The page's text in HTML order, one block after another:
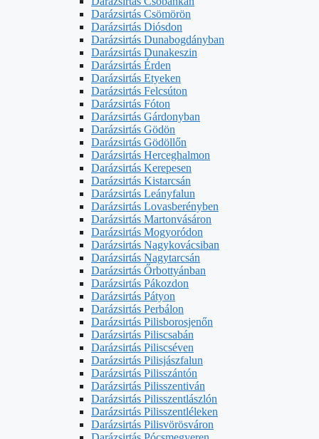
Darázsirtás Csömörön
Darázsirtás Diósdon
Darázsirtás Dunabogdányban
Darázsirtás Dunakeszin
Darázsirtás Érden
Darázsirtás Etyeken
Darázsirtás Felcsúton
Darázsirtás Fóton
Darázsirtás Gárdonyban
Darázsirtás Gödön
Darázsirtás Gödöllőn
Darázsirtás Herceghalmon
Darázsirtás Kerepesen
Darázsirtás Kistarcsán
Darázsirtás Leányfalun
Darázsirtás Lovasberényben
Darázsirtás Martonvásáron
Darázsirtás Mogyoródon
Darázsirtás Nagykovácsiban
Darázsirtás Nagytarcsán
Darázsirtás Őrbottyánban
Darázsirtás Pákozdon
Darázsirtás Pátyon
Darázsirtás Perbálon
Darázsirtás Pilisborosjenőn
Darázsirtás Piliscsabán
Darázsirtás Piliscséven
Darázsirtás Pilisjászfalun
Darázsirtás Pilisszántón
Darázsirtás Pilisszentiván
Darázsirtás Pilisszentlászlón
Darázsirtás Pilisszentléleken
Darázsirtás Pilisvörösváron